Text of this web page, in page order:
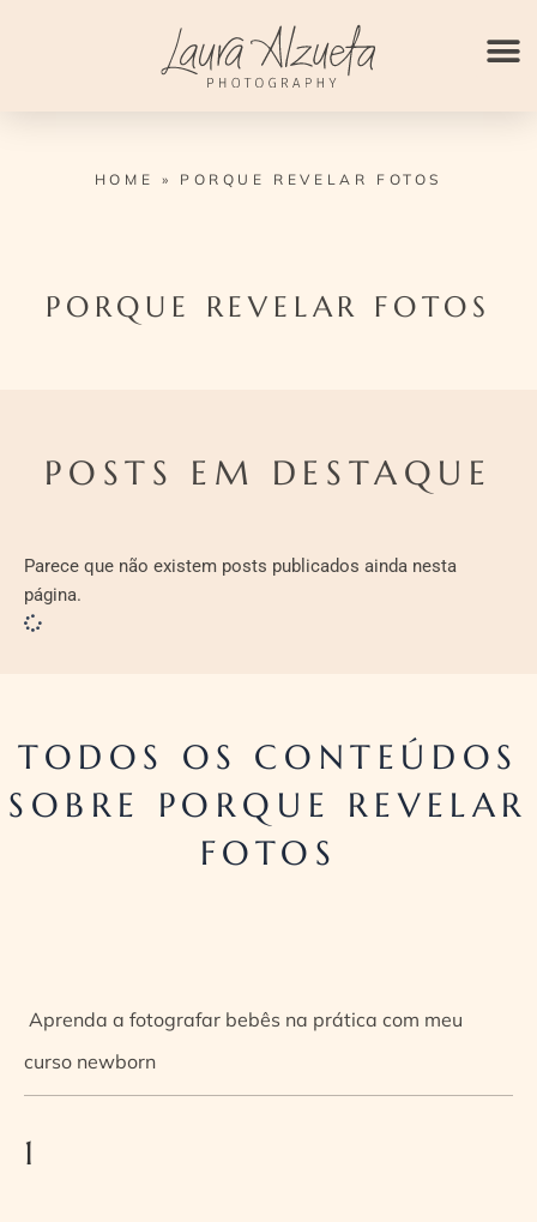
HOME » PORQUE REVELAR FOTOS
PORQUE REVELAR FOTOS
POSTS EM DESTAQUE
Parece que não existem posts publicados ainda nesta
página.
TODOS OS CONTEÚDOS
SOBRE PORQUE REVELAR
FOTOS
Aprenda a fotografar bebês na prática com meu
curso newborn
1